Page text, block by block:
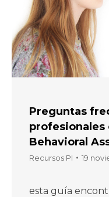
Preguntas
profesionales
Behavioral
Recursos PI 19
esta guía